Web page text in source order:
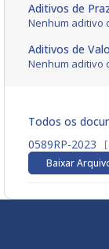
Aditivos de
Nenhum aditivo
Aditivos de
Nenhum aditivo
Todos os
0589RP-2023
Baixar